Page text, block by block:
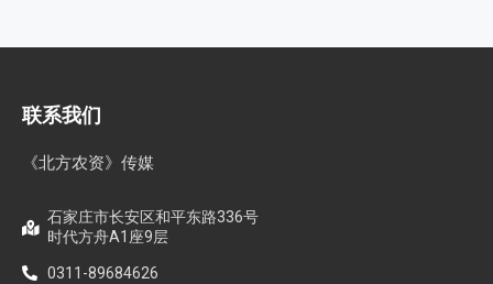
联系我们
《北方农资》传媒
石家庄市长安区和平东路336号
时代方舟A1座9层
0311-89684626